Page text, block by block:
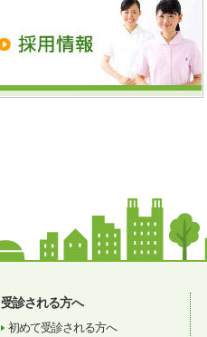
受診される方へ
初めて受診される方へ